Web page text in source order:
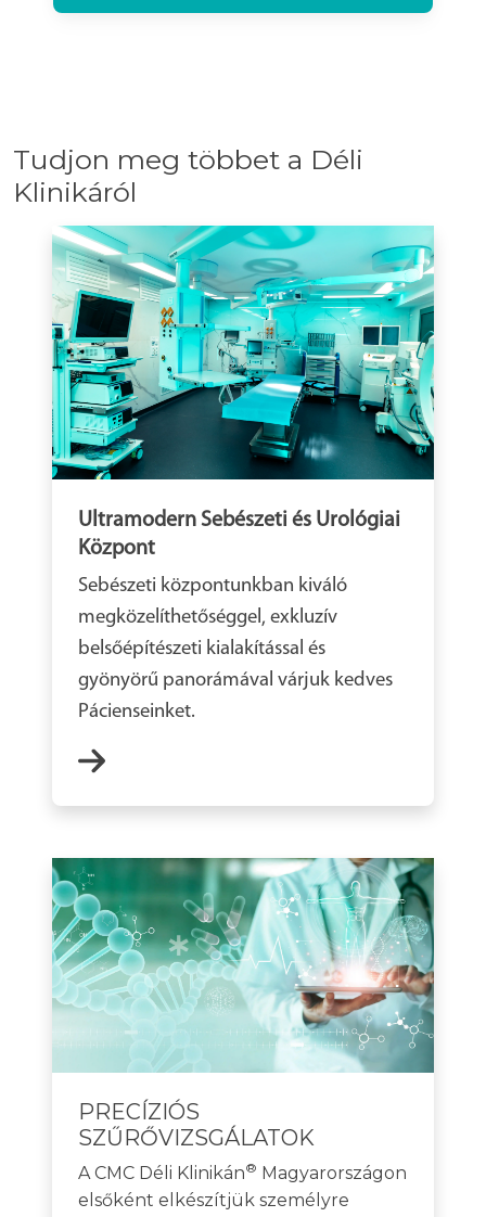
Tudjon meg többet a Déli
Klinikáról
Ultramodern Sebészeti és Urológiai
Központ
Sebészeti központunkban kiváló
megközelíthetőséggel, exkluzív
belsőépítészeti kialakítással és
gyönyörű panorámával várjuk kedves
Pácienseinket.
PRECÍZIÓS
SZŰRŐVIZSGÁLATOK
A CMC Déli Klinikán® Magyarországon
elsőként elkészítjük személyre